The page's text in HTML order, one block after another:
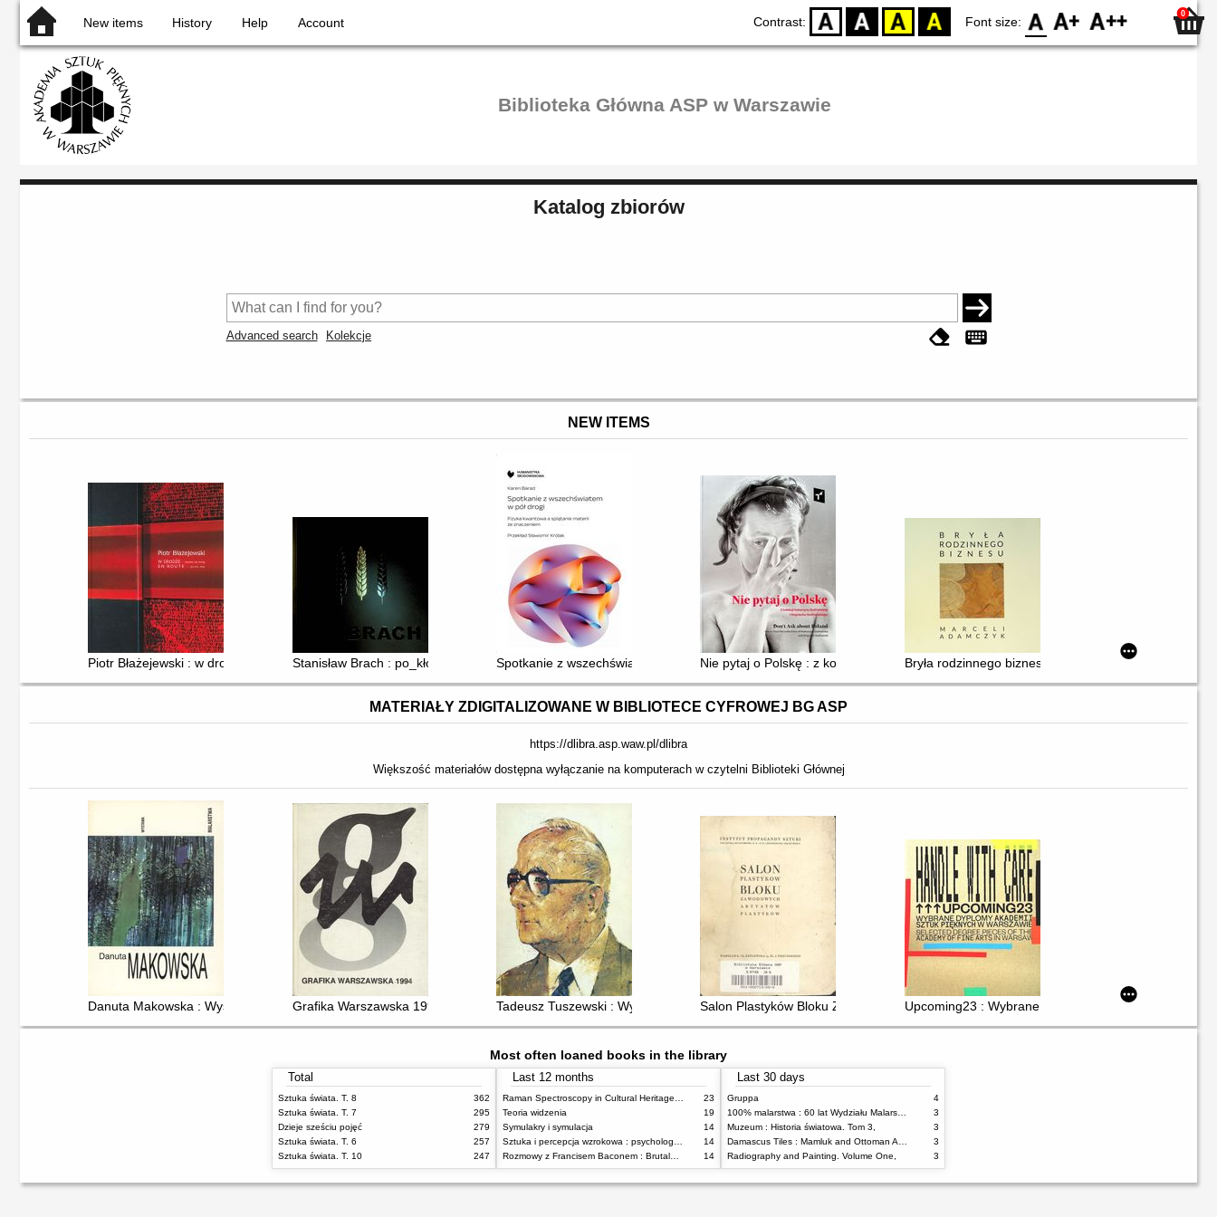
New items History Help Account Contrast: D BW YB BY Font size: F0 F1 F2 0
Biblioteka Główna ASP w Warszawie
Katalog zbiorów
Advanced search Kolekcje
NEW ITEMS
Piotr Błażejewski : w drodze - razem ze mną = en route - with meStanisław Brach : po_kłosie : Powrót.chleba wody miodu : Galeria Kaplica, Centrum Rzeźby Polskiej w Orońsku, 25.11.2023-31.01.2024 : Centrum Sztuki
Spotkanie z wszechświatem w pół drogi : fizyka kwantowa a splątanie materii ze znaczeniem
Nie pytaj o Polskę : z kolekcji Katarzyny Szafrańskiej i Wojciecha Szafrańskiego = Don't
Bryła rodzinnego biznesu = The solidity of family
MATERIAŁY ZDIGITALIZOWANE W BIBLIOTECE CYFROWEJ BG ASP
https://dlibra.asp.waw.pl/dlibra
Większość materiałów dostępna wyłączanie na komputerach w czytelni Biblioteki Głównej
Danuta Makowska : Wystawa malarstwaGrafika Warszawska 1994 Tadeusz Tuszewski : Wystawa JubileuszowaSalon Plastyków Bloku Z. A. P Upcoming23 : Wybrane dyplomy Akademii Sztuk
Most often loaned books in the library
Total
Sztuka świata. T. 8
362
Sztuka świata. T. 7
295
Dzieje sześciu pojęć
279
Sztuka świata. T. 6
257
Sztuka świata. T. 10
247
Last 12 months
Raman Spectroscopy in Cultural Heritage Preservation
23
Teoria widzenia
19
Symulakry i symulacja
14
Sztuka i percepcja wzrokowa : psychologia twórczego oka
14
Rozmowy z Francisem Baconem : Brutalność faktu
14
Last 30 days
Gruppa
4
100% malarstwa : 60 lat Wydziału Malarstwa ASP w Warszawie
3
Muzeum : Historia światowa. Tom 3,
3
Damascus Tiles : Mamluk and Ottoman Architectural Ceramics from Syria
3
Radiography and Painting. Volume One,
3